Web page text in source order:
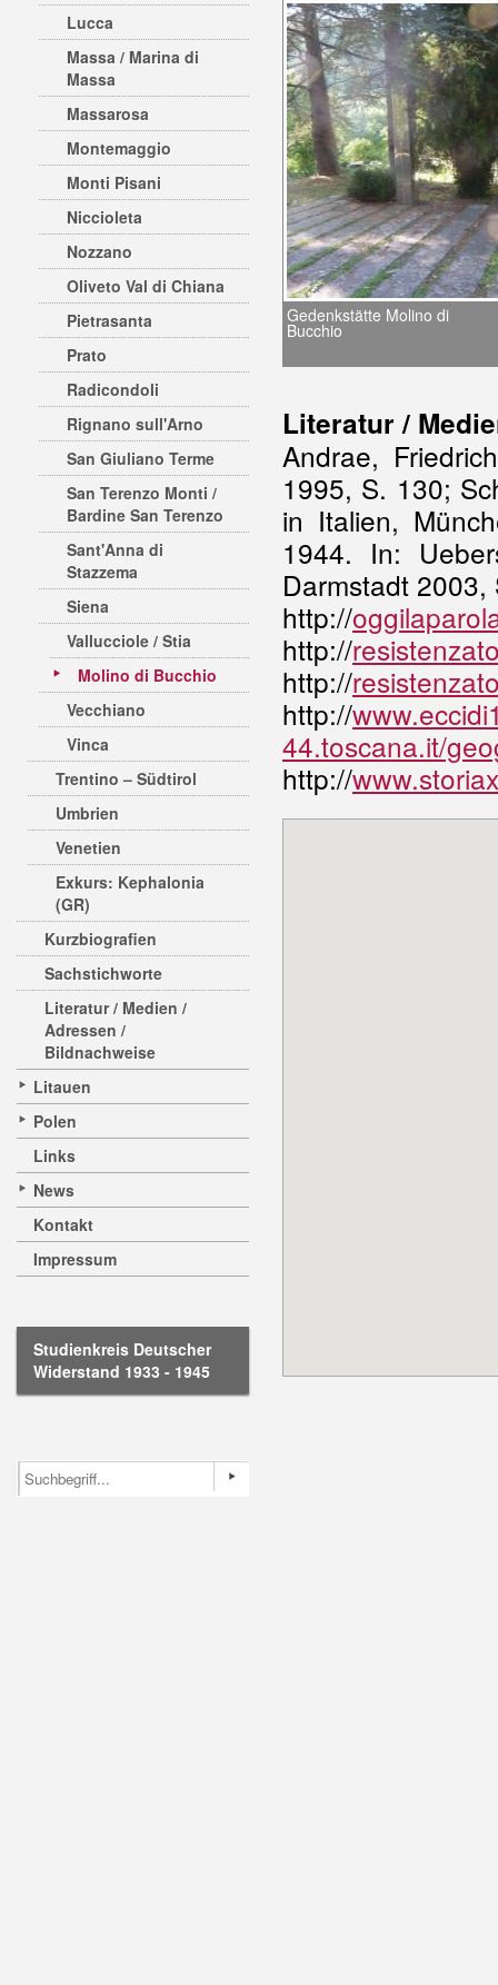
Lucca
Massa / Marina di
Massa
Massarosa
Montemaggio
Monti Pisani
Niccioleta
Nozzano
Oliveto Val di Chiana
Pietrasanta
Prato
Radicondoli
Rignano sull'Arno
San Giuliano Terme
San Terenzo Monti /
Bardine San Terenzo
Sant'Anna di
Stazzema
Siena
Vallucciole / Stia
Molino di Bucchio
Vecchiano
Vinca
Trentino – Südtirol
Umbrien
Venetien
Exkurs: Kephalonia
(GR)
Kurzbiografien
Sachstichworte
Literatur / Medien /
Adressen /
Bildnachweise
Litauen
Polen
Links
News
Kontakt
Impressum
Studienkreis Deutscher
Widerstand 1933 - 1945
Gedenkstätte Molino di
Bucchio
Literatur /
Andrae,
1995, S. 130;
in Italien,
1944. In:
Darmstadt
http://
http://
http://
http://
44.toscana.it/
http://